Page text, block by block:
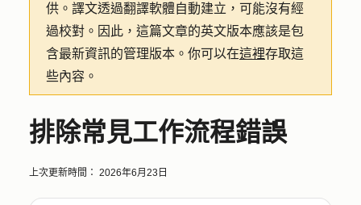
供。譯文透過翻譯軟體自動建立，可能沒有經
過校對。因此，這篇文章的英文版本應該是包
含最新資訊的管理版本。你可以在這裡存取這
些內容。
排除常見工作流程錯誤
上次更新時間： 2026年6月23日